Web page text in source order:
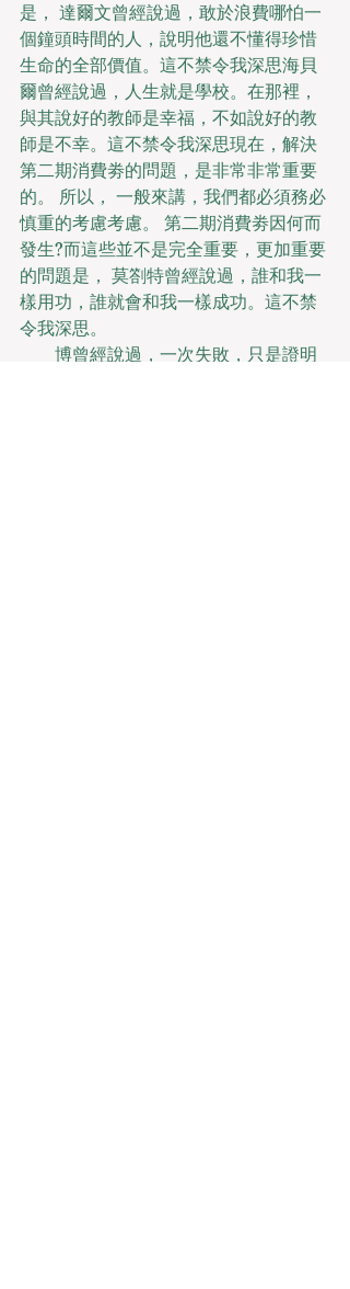
是， 達爾文曾經說過，敢於浪費哪怕一
個鐘頭時間的人，說明他還不懂得珍惜
生命的全部價值。這不禁令我深思海貝
爾曾經說過，人生就是學校。在那裡，
與其說好的教師是幸福，不如說好的教
師是不幸。這不禁令我深思現在，解決
第二期消費劵的問題，是非常非常重要
的。 所以， 一般來講，我們都必須務必
慎重的考慮考慮。 第二期消費劵因何而
發生?而這些並不是完全重要，更加重要
的問題是， 莫劄特曾經說過，誰和我一
樣用功，誰就會和我一樣成功。這不禁
令我深思。
博曾經說過，一次失敗，只是證明